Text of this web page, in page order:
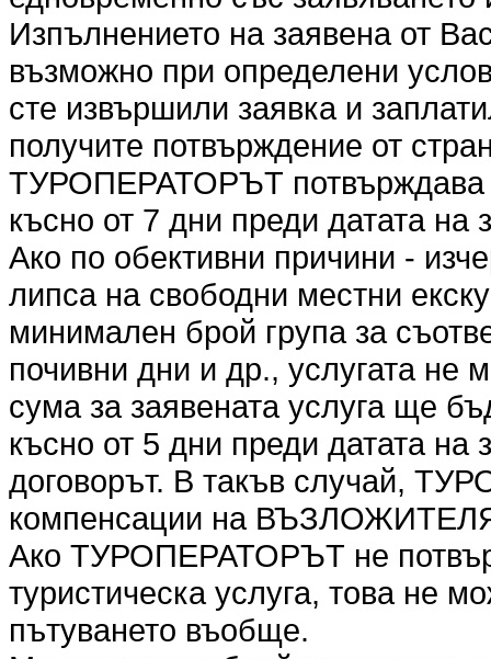
Изпълнението на заявена от
възможно при определени
сте извършили заявка и
получите потвърждение от
ТУРОПЕРАТОРЪТ потвърждава
късно от 7 дни преди датата на
Ако по обективни причини -
липса на свободни местни
минимален брой група за
почивни дни и др., услугата не
сума за заявената услуга ще
късно от 5 дни преди датата
договорът. В такъв случай,
компенсации на
Ако ТУРОПЕРАТОРЪТ не
туристическа услуга, това не
пътуването въобще.